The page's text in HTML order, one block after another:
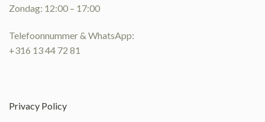
Zondag: 12:00 – 17:00
Telefoonnummer & WhatsApp:
+316 13 44 72 81
Privacy Policy